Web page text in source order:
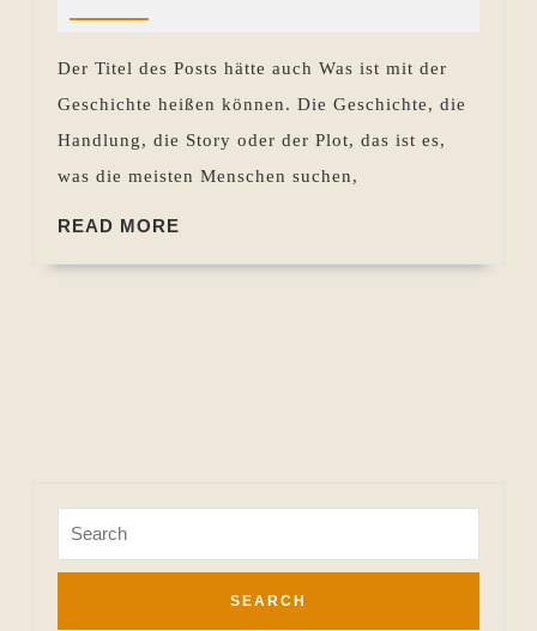
Der Titel des Posts hätte auch Was ist mit der
Geschichte heißen können. Die Geschichte, die
Handlung, die Story oder der Plot, das ist es,
was die meisten Menschen suchen,
READ MORE
for: